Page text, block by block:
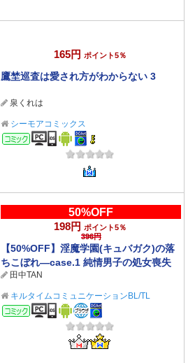
165円 ポイント5％
鷹埜巡査は愛され方がわからない 3
泉くれは
シーモアコミックス
コミック
50%OFF
198円 ポイント5％
396円
【50%OFF】淫魔学園(キュバガク)の落
ちこぼれ―case.1 純情男子の処女喪失
(下)―【2026サマーCP 8/31まで】
田中TAN
キルタイムコミュニケーションBL/TL
コミック